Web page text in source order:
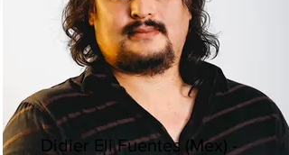
Didier Eli Fuentes (Mex) -